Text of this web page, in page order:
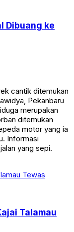
Dibuang ke
cantik ditemukan
Pekanbaru
merupakan
ditemukan
motor yang ia
Informasi
yang sepi.
Talamau